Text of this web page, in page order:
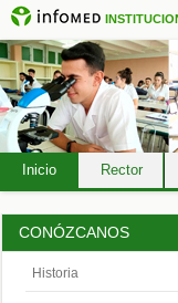
Inicio Rector
CONÓZCANOS
Historia